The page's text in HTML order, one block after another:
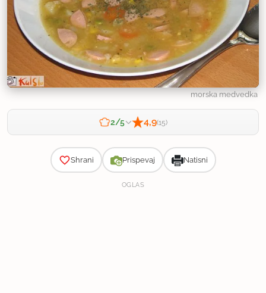
morska medvedka
2/5 4,9(15)
Shrani Prispevaj Natisni
OGLAS